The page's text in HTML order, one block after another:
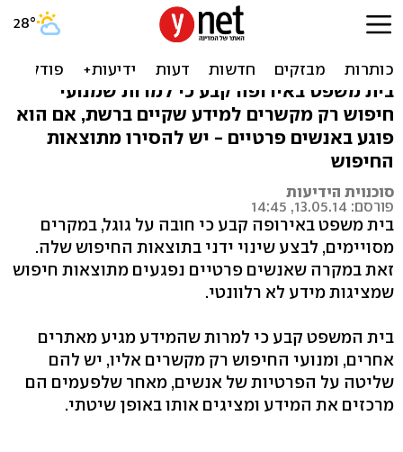
אירופה: על גוגל "לשכוח"
מידע על אנשים פרטיים
בית משפט באירופה קבע כי למרות שמנועי
חיפוש רק מקשרים למידע שקיים ברשת, אם הוא
פוגע באנשים פרטיים - יש להסירו מתוצאות
החיפוש
סוכנוית הידיעות
פורסם: 13.05.14, 14:45
בית משפט באירופה קבע כי חובה על גוגל, במקרים
מסויימים, לבצע שינוי ידני בתוצאות החיפוש שלה.
זאת במקרה שאנשים פרטיים נפגעים מתוצאות חיפוש
שמציגות מידע לא רלוונטי.
בית המשפט קבע כי למרות שהמידע מגיע מאתרים
אחרים, ומנועי החיפוש רק מקשרים אליו, יש להם
שליטה על הפרטיות של אנשים, מאחר שלפעמים הם
מרכזים את המידע ומציגים אותו באופן שיטתי.